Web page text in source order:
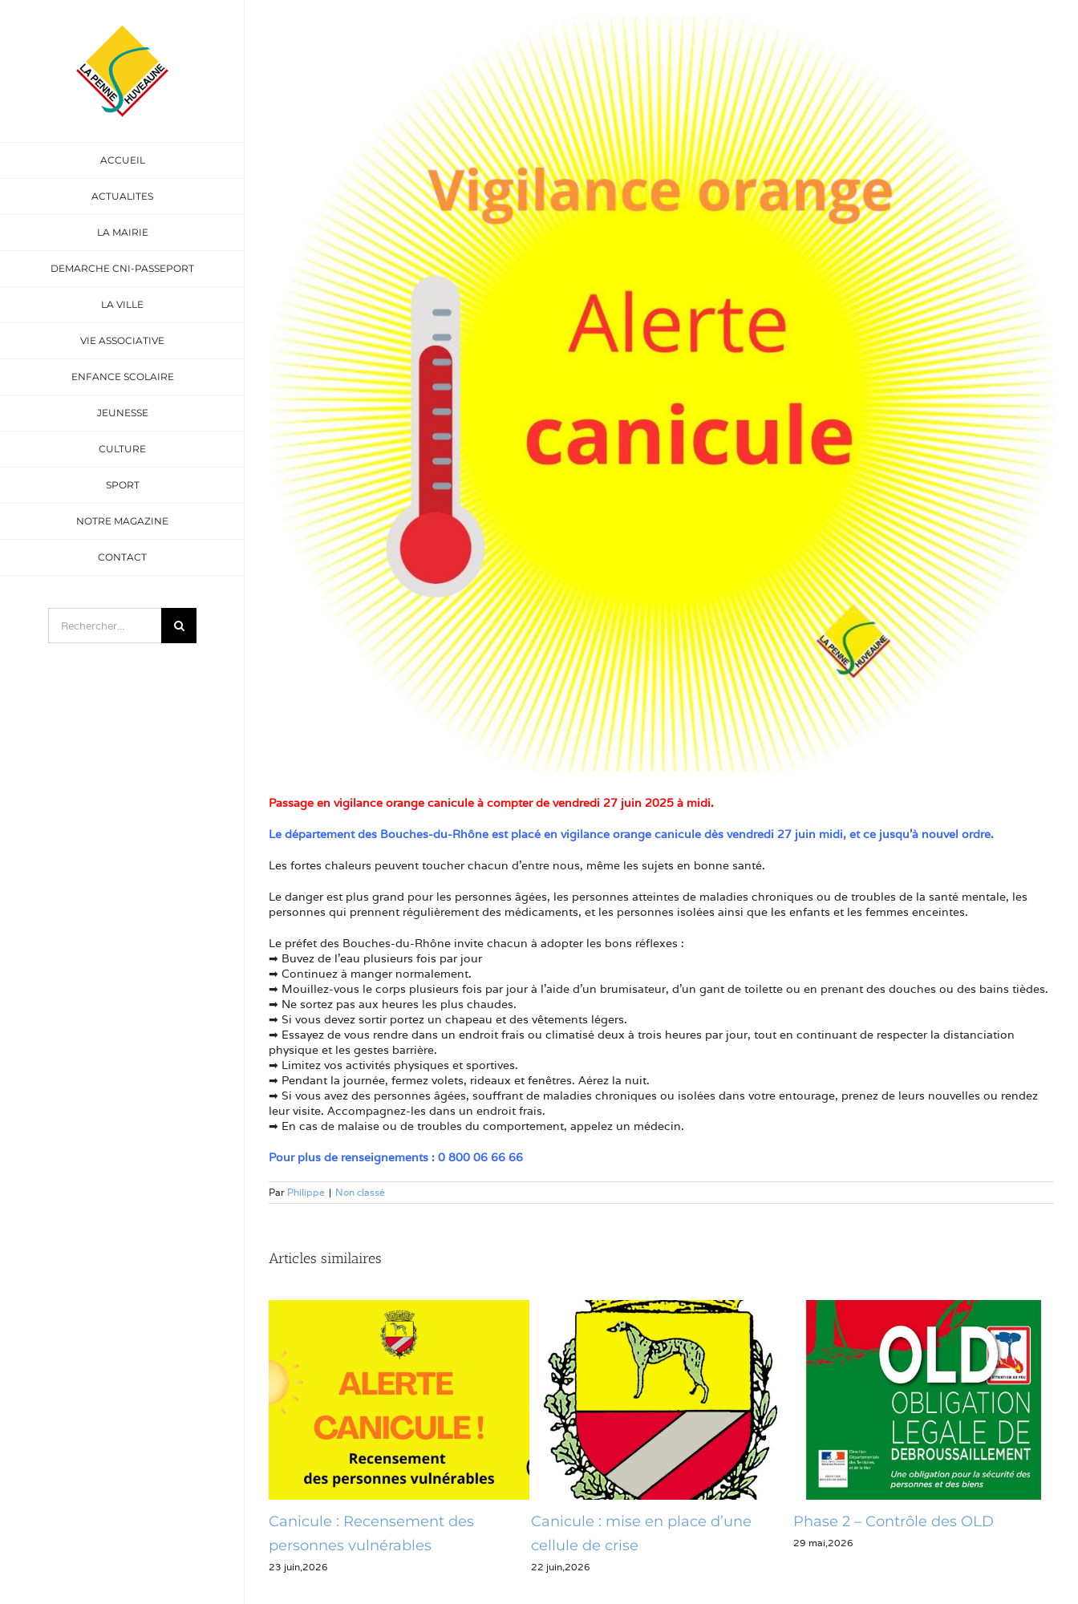
ACCUEIL
ACTUALITES
LA MAIRIE
DEMARCHE CNI-PASSEPORT
LA VILLE
VIE ASSOCIATIVE
ENFANCE SCOLAIRE
JEUNESSE
CULTURE
SPORT
NOTRE MAGAZINE
CONTACT
Passage en vigilance orange canicule à compter de vendredi 27 juin 2025 à midi.
Le département des Bouches-du-Rhône est placé en vigilance orange canicule dès vendredi 27 juin midi, et ce jusqu’à nouvel ordre.
Les fortes chaleurs peuvent toucher chacun d’entre nous, même les sujets en bonne santé.
Le danger est plus grand pour les personnes âgées, les personnes atteintes de maladies chroniques ou de troubles de la santé mentale, les
personnes qui prennent régulièrement des médicaments, et les personnes isolées ainsi que les enfants et les femmes enceintes.
Le préfet des Bouches-du-Rhône invite chacun à adopter les bons réflexes :
➡ Buvez de l’eau plusieurs fois par jour
➡ Continuez à manger normalement.
➡ Mouillez-vous le corps plusieurs fois par jour à l’aide d’un brumisateur, d’un gant de toilette ou en prenant des douches ou des bains tièdes.
➡ Ne sortez pas aux heures les plus chaudes.
➡ Si vous devez sortir portez un chapeau et des vêtements légers.
➡ Essayez de vous rendre dans un endroit frais ou climatisé deux à trois heures par jour, tout en continuant de respecter la distanciation
physique et les gestes barrière.
➡ Limitez vos activités physiques et sportives.
➡ Pendant la journée, fermez volets, rideaux et fenêtres. Aérez la nuit.
➡ Si vous avez des personnes âgées, souffrant de maladies chroniques ou isolées dans votre entourage, prenez de leurs nouvelles ou rendez
leur visite. Accompagnez-les dans un endroit frais.
➡ En cas de malaise ou de troubles du comportement, appelez un médecin.
Pour plus de renseignements : 0 800 06 66 66
Par Philippe | Non classé
Articles similaires
Canicule : mise en place d’une
cellule de crise
22 juin,2026
Phase 2 – Contrôle des OLD
29 mai,2026
Opération zéro déchet
28 mai,2026